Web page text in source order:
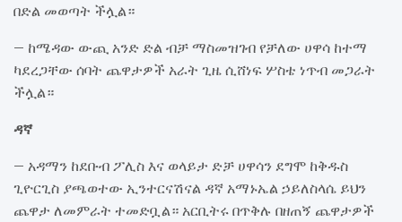
በድል መወጣት ችሏል።
– ከሜዳው ውጪ አንድ ድል ብቻ ማስመዝገብ የቻለው ሀዋሳ ከተማ
ካደረጋቸው ሰባት ጨዋታዎች አራት ጊዜ ሲሸነፍ ሦስቴ ነጥብ መጋራት
ችሏል።
ዳኛ
– አዳማን ከደቡብ ፖሊስ እና ወላይታ ድቻ ሀዋሳን ደግሞ ከቅዱስ
ጊዮርጊስ ያጫወተው ኢንተርናሽናል ዳኛ አማኑኤል ኃይለስላሴ ይህን
ጨዋታ ለመምራት ተመድቧል። አርቢትሩ በጥቅሉ በዘጠኝ ጨዋታዎች